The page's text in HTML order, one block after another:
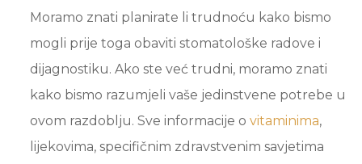
Moramo znati planirate li trudnoću kako bismo
mogli prije toga obaviti stomatološke radove i
dijagnostiku. Ako ste već trudni, moramo znati
kako bismo razumjeli vaše jedinstvene potrebe u
ovom razdoblju. Sve informacije o vitaminima,
lijekovima, specifičnim zdravstvenim savjetima